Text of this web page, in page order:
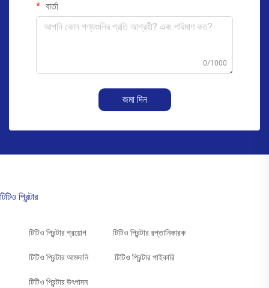
বার্তা
0/1000
জমা দিন
টিটিও প্রিন্টার
টিটিও প্রিন্টার প্রয়োগ টিটিও প্রিন্টার রপ্তানিকারক
টিটিও প্রিন্টার আমদানি টিটিও প্রিন্টার পাইকারি
টিটিও প্রিন্টার উৎপাদন